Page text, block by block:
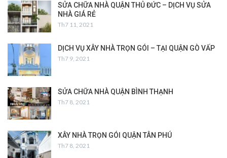
SỬA CHỮA NHÀ QUẬN THỦ ĐỨC – DỊCH VỤ SỬA
NHÀ GIÁ RẺ
Th7 11, 2021
DỊCH VỤ XÂY NHÀ TRỌN GÓI – TẠI QUẬN GÒ VẤP
Th7 9, 2021
SỬA CHỮA NHÀ QUẬN BÌNH THẠNH
Th7 8, 2021
XÂY NHÀ TRỌN GÓI QUẬN TÂN PHÚ
Th7 8, 2021